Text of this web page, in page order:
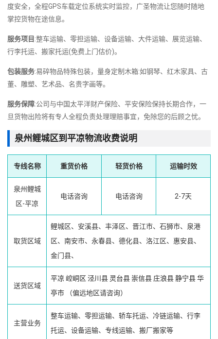
度安全，全程GPS车载定位系统实时监控，广圣物流让您随时随地
掌控货物在途信息。
服务项目 :整车运输、零担运输、设备运输、大件运输、展览运输、
行李托运、搬家托运(免费上门估价)。
包装服务:易碎物品特殊包装，量身定制木箱:如钢琴、红木家具、古
董、雕塑、艺术品、名贵字画等。
服务保障:公司与中国太平洋财产保险、平安保险保持长期合作，一
旦货物出险将有专人全程负责处理理赔事宜，免除您的后顾之忧。
泉州鲤城区到平凉物流收费说明
专线名称 重货价格 轻货价格 运输时效
泉州鲤城
区-平凉
电话咨询 电话咨询 2-7天
取货区域
鲤城区、安溪县、丰泽区、晋江市、石狮市、泉港
区、南安市、永春县、德化县、洛江区、惠安县、
金门县、
送货区域
平凉 崆峒区 泾川县 灵台县 崇信县 庄浪县静宁县华
亭市 （偏远地区请咨询）
主营业务
整车运输、零担运输、轿车托运、冷链运输、行李
托运、设备运输、专线运输、搬厂搬家等